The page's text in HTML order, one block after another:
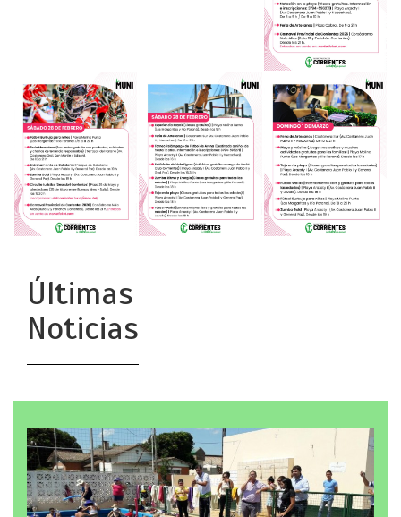
Últimas
Noticias